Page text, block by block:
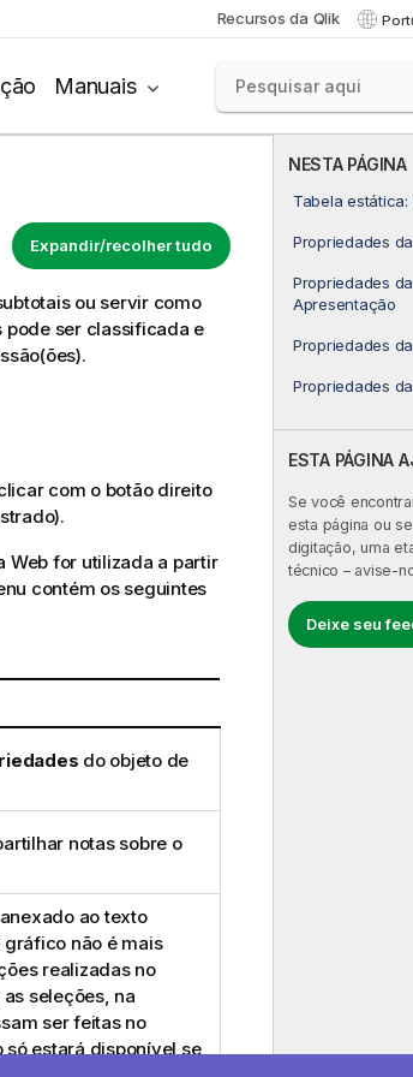
Recursos da Qlik
Manuais
NESTA PÁGINA
Tabela estática:
Propriedades
Propriedades
Apresentação
Propriedades
Propriedades
ESTA PÁGINA
Se você
esta página ou
digitação, uma
técnico – avise-
Deixe seu
Expandir/recolher tudo
ou servir como
pode ser classificada e
com o botão direito
Web for utilizada a partir
contém os seguintes
do objeto de
notas sobre o
ao texto
gráfico não é mais
realizadas no
seleções, na
ser feitas no
estará disponível se